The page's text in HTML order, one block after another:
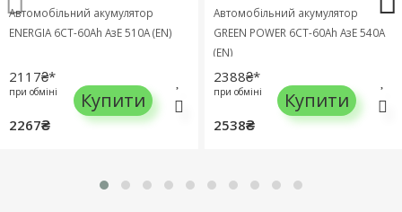
Автомобільний акумулятор
ENERGIA 6СТ-60Ah АзЕ 510A (EN)
2117₴*
при обміні
2267₴
Купити
Автомобільний акумулятор
GREEN POWER 6СТ-60Ah АзЕ 540A
(EN)
2388₴*
при обміні
2538₴
Купити